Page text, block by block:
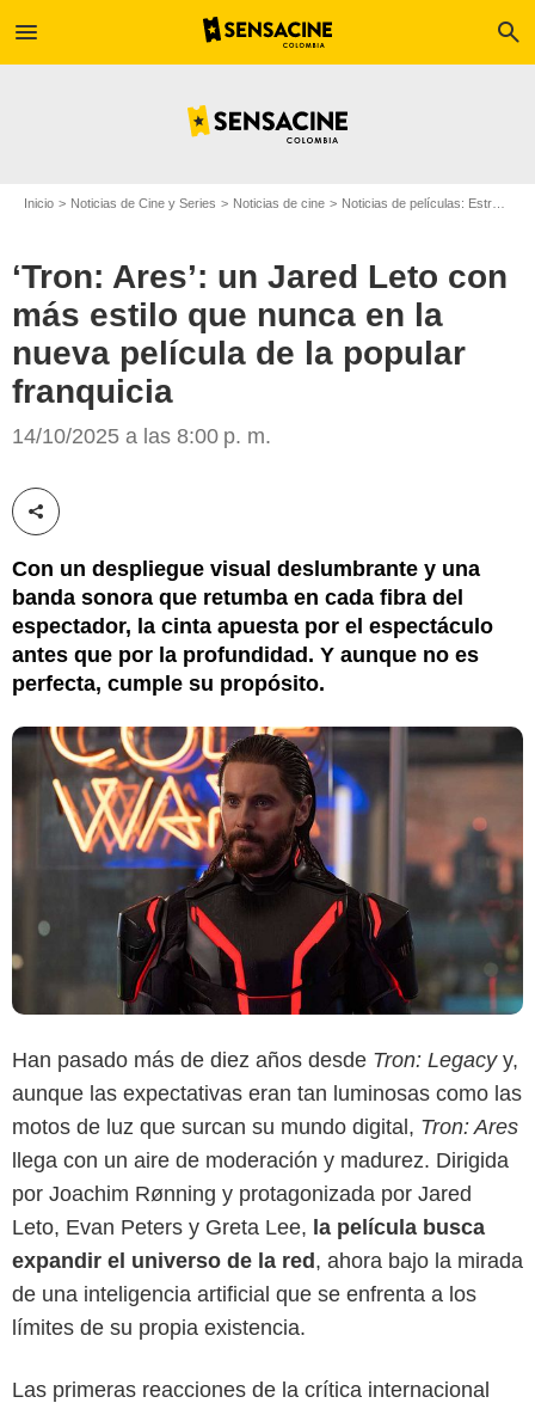
menu search
Inicio Noticias de Cine y Series Noticias de cine Noticias de películas: Estreno de película
‘Tron: Ares’: un Jared Leto con
más estilo que nunca en la
nueva película de la popular
franquicia
14/10/2025 a las 8:00 p. m.
Compartir esta noticia
Con un despliegue visual deslumbrante y una
banda sonora que retumba en cada fibra del
espectador, la cinta apuesta por el espectáculo
antes que por la profundidad. Y aunque no es
perfecta, cumple su propósito.
Cinecolor Colombia
Han pasado más de diez años desde Tron: Legacyy,
aunque las expectativas eran tan luminosas como las
motos de luz que surcan su mundo digital, Tron: Ares
llega con un aire de moderación y madurez. Dirigida
por Joachim Rønning y protagonizada por Jared
Leto, Evan Peters y Greta Lee, la película busca
expandir el universo de la red, ahora bajo la mirada
de una inteligencia artificial que se enfrenta a los
límites de su propia existencia.
Las primeras reacciones de la crítica internacional